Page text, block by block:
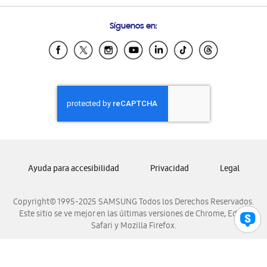
Samsung Ecuador
Samsung El Salvador
Samsung Honduras
Samsung Nicaragua
Samsung Panamá
Samsung Venezuela
Síguenos en:
Copyright© 1995-2025 SAMSUNG Todos los Derechos Reservados.
Este sitio se ve mejor en las últimas versiones de Chrome, Edge,
Safari y Mozilla Firefox.
Ayuda para accesibilidad Privacidad Legal